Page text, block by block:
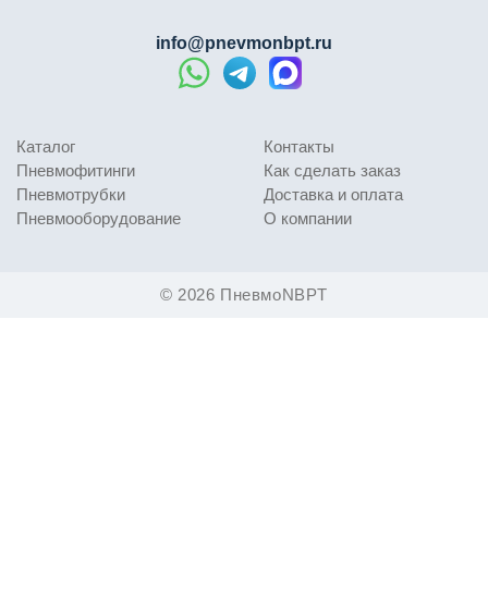
© 2026 ПневмоNBPT
Каталог
Пневмофитинги
Пневмотрубки
Пневмооборудование
Контакты
Как сделать заказ
Доставка и оплата
О компании
info@pnevmonbpt.ru